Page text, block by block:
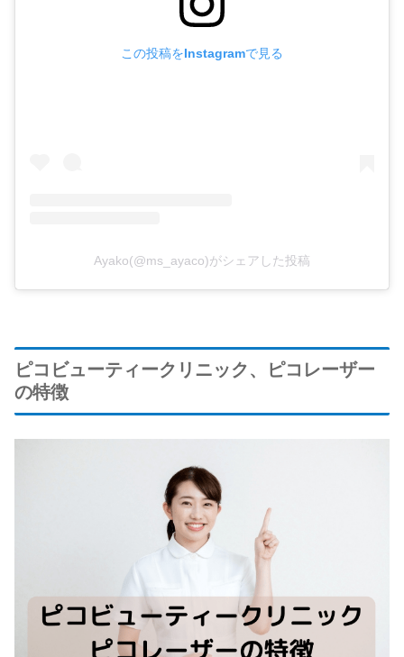
この投稿をInstagramで見る
Ayako(@ms_ayaco)がシェアした投稿
ピコビューティークリニック、ピコレーザー
の特徴